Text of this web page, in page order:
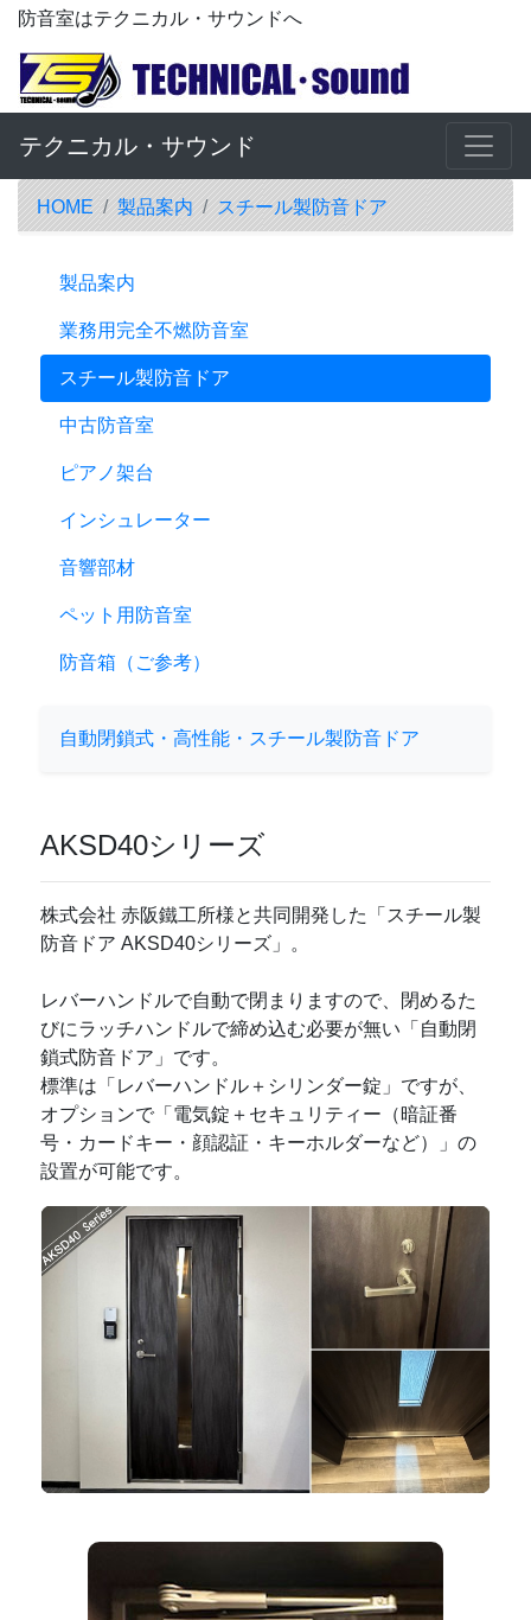
防音室はテクニカル・サウンドへ
テクニカル・サウンド
HOME 製品案内 スチール製防音ドア
製品案内
業務用完全不燃防音室
スチール製防音ドア
中古防音室
ピアノ架台
インシュレーター
音響部材
ペット用防音室
防音箱（ご参考）
自動閉鎖式・高性能・スチール製防音ドア
AKSD40シリーズ
株式会社 赤阪鐵工所様と共同開発した「スチール製
防音ドア AKSD40シリーズ」。
レバーハンドルで自動で閉まりますので、閉めるた
びにラッチハンドルで締め込む必要が無い「自動閉
鎖式防音ドア」です。
標準は「レバーハンドル＋シリンダー錠」ですが、
オプションで「電気錠＋セキュリティー（暗証番
号・カードキー・顔認証・キーホルダーなど）」の
設置が可能です。